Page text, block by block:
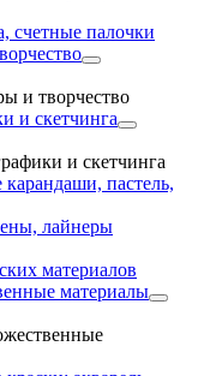
счетные палочки
и творчество
и скетчинга
и скетчинга
пастель,
лайнеры
материалов
материалы